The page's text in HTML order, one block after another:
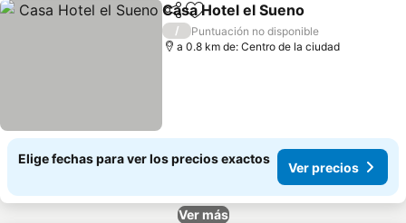
CompartirAgregar a favoritos
Casa Hotel el Sueno
/
Puntuación no disponible
a 0.8 km de: Centro de la ciudad
Elige fechas para ver los precios exactos
Ver precios
Ver más